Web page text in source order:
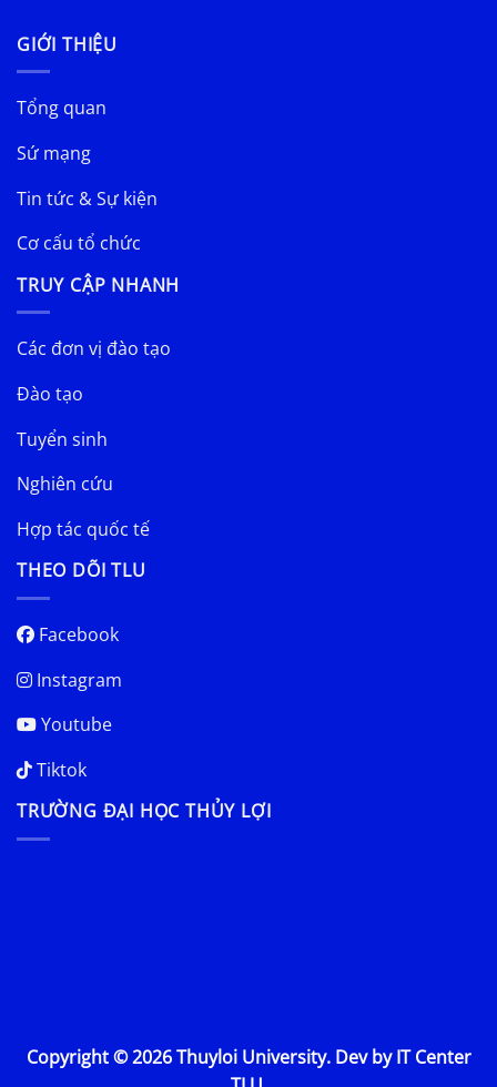
GIỚI THIỆU
Tổng quan
Sứ mạng
Tin tức & Sự kiện
Cơ cấu tổ chức
TRUY CẬP NHANH
Các đơn vị đào tạo
Đào tạo
Tuyển sinh
Nghiên cứu
Hợp tác quốc tế
THEO DÕI TLU
Facebook
Instagram
Youtube
Tiktok
TRƯỜNG ĐẠI HỌC THỦY LỢI
Copyright © 2026 Thuyloi University. Dev by IT Center